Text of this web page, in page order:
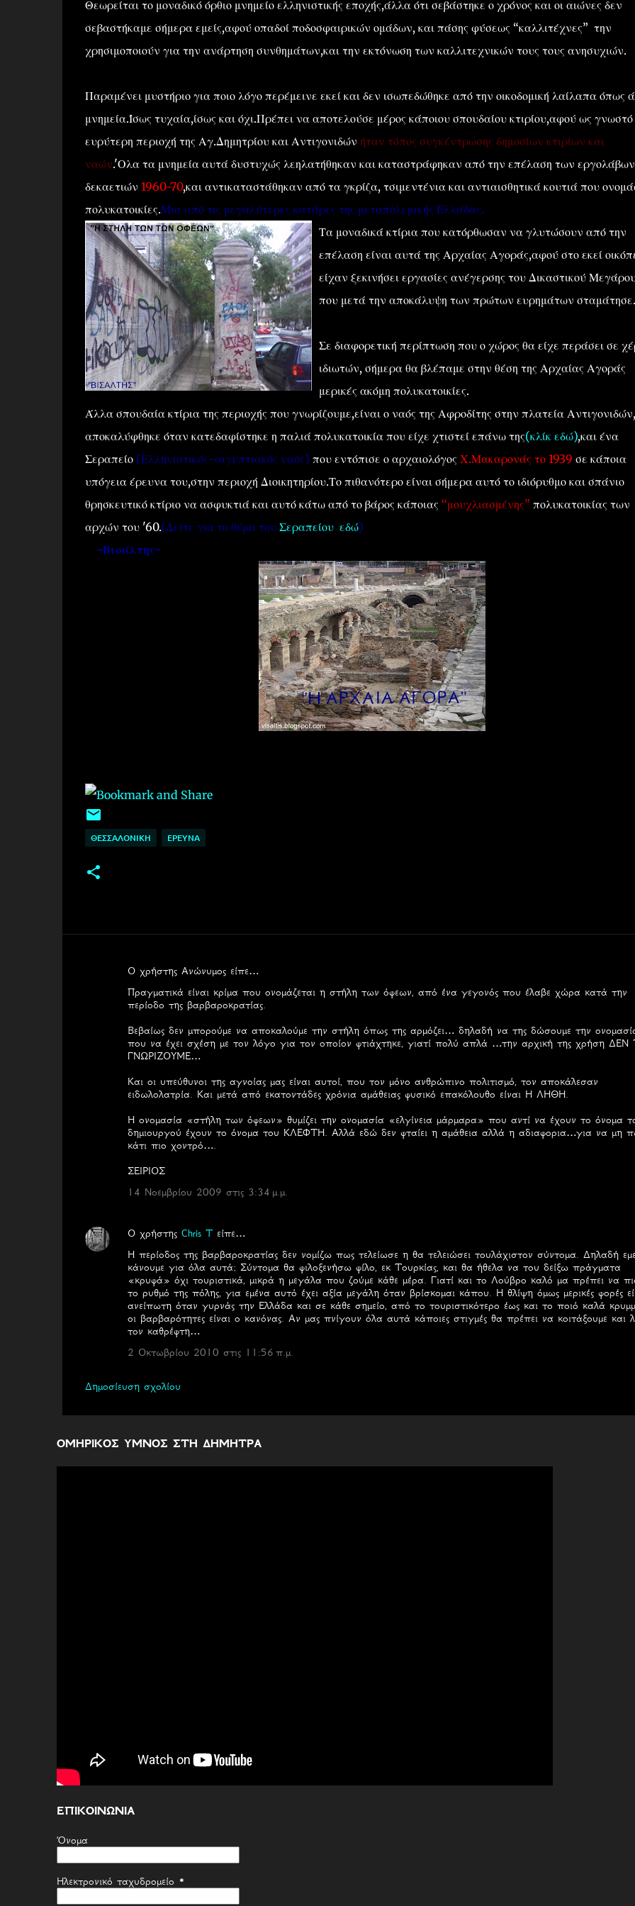
Θεωρείται το μοναδικό όρθιο μνημείο ελληνιστικής εποχής,άλλα ότι σεβάστηκε ο χρόνος και οι αιώνες δεν
σεβαστήκαμε σήμερα εμείς,αφού οπαδοί ποδοσφαιρικών ομάδων, και πάσης φύσεως “καλλιτέχνες” την
χρησιμοποιούν για την ανάρτηση συνθημάτων,και την εκτόνωση των καλλιτεχνικών τους τους ανησυχιών.
Παραμένει μυστήριο για ποιο λόγο περέμεινε εκεί και δεν ισωπεδώθηκε από την οικοδομική λαίλαπα όπως
μνημεία.Ίσως τυχαία,ίσως και όχι.Πρέπει να αποτελούσε μέρος κάποιου σπουδαίου κτιρίου,αφού ως γνωστό
ευρύτερη περιοχή της Αγ.Δημητρίου και Αντιγονιδών ήταν τόπος συγκέντρωσης δημοσίων κτιρίων και
ναών.'Ολα τα μνημεία αυτά δυστυχώς λεηλατήθηκαν και καταστράφηκαν από την επέλαση των
δεκαετιών 1960-70,και αντικαταστάθηκαν από τα γκρίζα, τσιμεντένια και αντιαισθητικά κουτιά που
πολυκατοικίες.Μια από τις μεγαλύτερες κατάρες της μεταπολεμικής Ελλάδας.
Τα μοναδικά κτίρια που κατόρθωσαν να γλυτώσουν από την
επέλαση είναι αυτά της Αρχαίας Αγοράς,αφού στο εκεί
είχαν ξεκινήσει εργασίες ανέγερσης του Δικαστικού
που μετά την αποκάλυψη των πρώτων ευρημάτων σταμάτησε.
Σε διαφορετική περίπτωση που ο χώρος θα είχε περάσει σε
ιδιωτών, σήμερα θα βλέπαμε στην θέση της Αρχαίας Αγοράς
μερικές ακόμη πολυκατοικίες.
Άλλα σπουδαία κτίρια της περιοχής που γνωρίζουμε,είναι ο ναός της Αφροδίτης στην πλατεία
αποκαλύφθηκε όταν κατεδαφίστηκε η παλιά πολυκατοικία που είχε χτιστεί επάνω της(κλίκ εδώ),και ένα
Σεραπείο (Ελληνιστικός-αιγυπτιακός ναός) που εντόπισε ο αρχαιολόγος Χ.Μακαρονάς το 1939 σε κάποια
υπόγεια έρευνα του,στην περιοχή Διοικητηρίου.Το πιθανότερο είναι σήμερα αυτό το ιδιόρυθμο και σπάνιο
θρησκευτικό κτίριο να ασφυκτιά και αυτό κάτω από το βάρος κάποιας “μουχλιασμένης” πολυκατοικίας των
αρχών του '60.(Δείτε για το θέμα του Σεραπείου εδώ)
-Βισάλτης-
ΘΕΣΣΑΛΟΝΙΚΗ EΡΕΥΝΑ
Ο χρήστης Ανώνυμος είπε…
Πραγματικά είναι κρίμα που ονομάζεται η στήλη των όφεων, από ένα γεγονός που έλαβε χώρα κατά την
περίοδο της βαρβαροκρατίας.
Βεβαίως δεν μπορούμε να αποκαλούμε την στήλη όπως της αρμόζει… δηλαδή να της δώσουμε την
που να έχει σχέση με τον λόγο για τον οποίον φτιάχτηκε, γιατί πολύ απλά …την αρχική της χρήση
ΓΝΩΡΙΖΟΥΜΕ…
Και οι υπεύθυνοι της αγνοίας μας είναι αυτοί, που τον μόνο ανθρώπινο πολιτισμό, τον αποκάλεσαν
ειδωλολατρία. Και μετά από εκατοντάδες χρόνια αμάθειας φυσικό επακόλουθο είναι Η ΛΗΘΗ.
Η ονομασία «στήλη των όφεων» θυμίζει την ονομασία «ελγίνεια μάρμαρα» που αντί να έχουν το όνομα
δημιουργού έχουν το όνομα του ΚΛΕΦΤΗ. Αλλά εδώ δεν φταίει η αμάθεια αλλά η αδιαφορια…για να μη
κάτι πιο χοντρό….
ΣΕΙΡΙΟΣ
14 Νοεμβρίου 2009 στις 3:34 μ.μ.
Ο χρήστης Chris Tείπε…
Η περίοδος της βαρβαροκρατίας δεν νομίζω πως τελείωσε η θα τελειώσει τουλάχιστον σύντομα. Δηλαδή
κάνουμε για όλα αυτά; Σύντομα θα φιλοξενήσω φίλο, εκ Τουρκίας, και θα ήθελα να του δείξω πράγματα
«κρυφά» όχι τουριστικά, μικρά η μεγάλα που ζούμε κάθε μέρα. Γιατί και το Λούβρο καλό μα πρέπει να
το ρυθμό της πόλης, για εμένα αυτό έχει αξία μεγάλη όταν βρίσκομαι κάπου. Η θλίψη όμως μερικές φορές
ανείπωτη όταν γυρνάς την Ελλάδα και σε κάθε σημείο, από το τουριστικότερο έως και το ποιό καλά
οι βαρβαρότητες είναι ο κανόνας. Αν μας πνίγουν όλα αυτά κάποιες στιγμές θα πρέπει να κοιτάξουμε και
τον καθρέφτη…
2 Οκτωβρίου 2010 στις 11:56 π.μ.
Δημοσίευση σχολίου
ΟΜΗΡΙΚΟΣ ΥΜΝΟΣ ΣΤΗ ΔΗΜΗΤΡΑ
ΕΠΙΚΟΙΝΩΝΙΑ
Όνομα
Ηλεκτρονικό ταχυδρομείο *